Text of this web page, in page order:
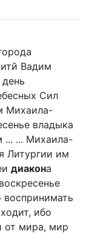
Вадим
Сил
Михаила-
владыка
... ... Михаила-
Литургии им
диакона
воспринимать
ибо
от мира, мир